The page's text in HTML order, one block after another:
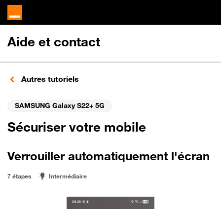
Aide et contact
Autres tutoriels
SAMSUNG Galaxy S22+ 5G
Sécuriser votre mobile
Verrouiller automatiquement l'écran
7 étapes Intermédiaire